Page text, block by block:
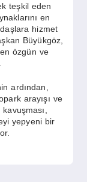
teşkil eden
en
hizmet
Büyükgöz,
özgün ve
ardından,
arayışı ve
yepyeni bir